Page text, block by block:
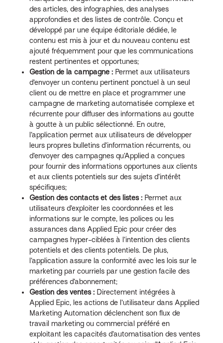
des articles, des infographies, des analyses
approfondies et des listes de contrôle. Conçu et
développé par une équipe éditoriale dédiée, le
contenu est mis à jour et du nouveau contenu est
ajouté fréquemment pour que les communications
restent pertinentes et opportunes;
Gestion de la campagne : Permet aux utilisateurs
d’envoyer un contenu pertinent ponctuel à un seul
client ou de mettre en place et programmer une
campagne de marketing automatisée complexe et
récurrente pour diffuser des informations au goutte
à goutte à un public sélectionné. En outre,
l’application permet aux utilisateurs de développer
leurs propres bulletins d’information récurrents, ou
d’envoyer des campagnes qu’Applied a conçues
pour fournir des informations opportunes aux clients
et aux clients potentiels sur des sujets d’intérêt
spécifiques;
Gestion des contacts et des listes : Permet aux
utilisateurs d’exploiter les coordonnées et les
informations sur le compte, les polices ou les
assurances dans Applied Epic pour créer des
campagnes hyper-ciblées à l’intention des clients
potentiels et des clients potentiels. De plus,
l’application assure la conformité avec les lois sur le
marketing par courriels par une gestion facile des
préférences d’abonnement;
Gestion des ventes : Directement intégrées à
Applied Epic, les actions de l’utilisateur dans Applied
Marketing Automation déclenchent son flux de
travail marketing ou commercial préféré en
exploitant les capacités d’automatisation des ventes